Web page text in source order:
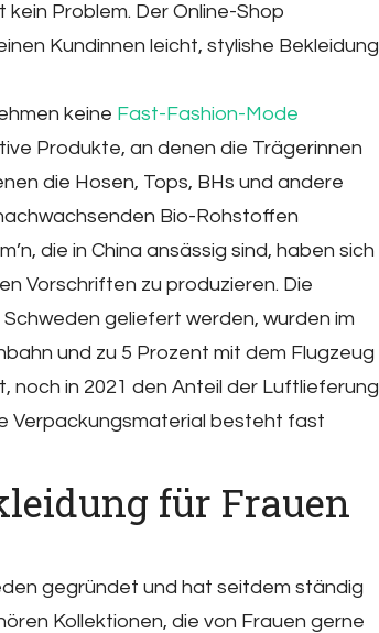
Problem. Der Online-Shop
Kundinnen leicht, stylishe Bekleidung
keine Fast-Fashion-Mode
Produkte, an denen die Trägerinnen
die Hosen, Tops, BHs und andere
Bio-Rohstoffen
die in China ansässig sind, haben sich
Vorschriften zu produzieren. Die
geliefert werden, wurden im
und zu 5 Prozent mit dem Flugzeug
noch in 2021 den Anteil der Luftlieferung
Verpackungsmaterial besteht fast
für Frauen
gegründet und hat seitdem ständig
Kollektionen, die von Frauen gerne